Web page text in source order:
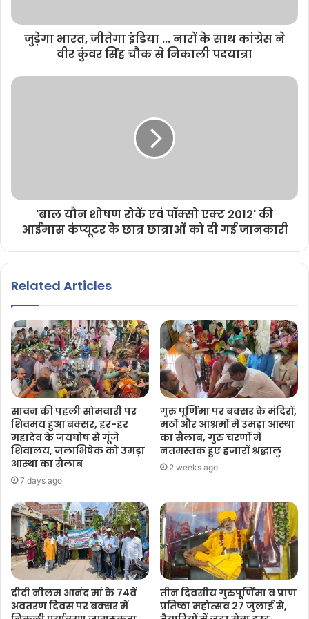
जुड़ेगा भारत, जीतेगा इंडिया ... नारों के साथ कांग्रेस ने
वीर कुंवर सिंह चौक से निकाली पदयात्रा
'बाल यौन शोषण रोकें एवं पॉक्सो एक्ट 2012' की
आईमास कंप्यूटर के छात्र छात्राओं को दी गई जानकारी
Related Articles
सावन की पहली सोमवारी पर
शिवमय हुआ बक्सर, हर-हर
महादेव के जयघोष से गूंजे
शिवालय, जलाभिषेक को उमड़ा
आस्था का सैलाब
7 days ago
गुरु पूर्णिमा पर बक्सर के मंदिरों,
मठों और आश्रमों में उमड़ा आस्था
का सैलाब, गुरु चरणों में
नतमस्तक हुए हजारों श्रद्धालु
2 weeks ago
दीदी नीलम आनंद मां के 74वें
अवतरण दिवस पर बक्सर में
तीन दिवसीय गुरुपूर्णिमा व प्राण
प्रतिष्ठा महोत्सव 27 जुलाई से,